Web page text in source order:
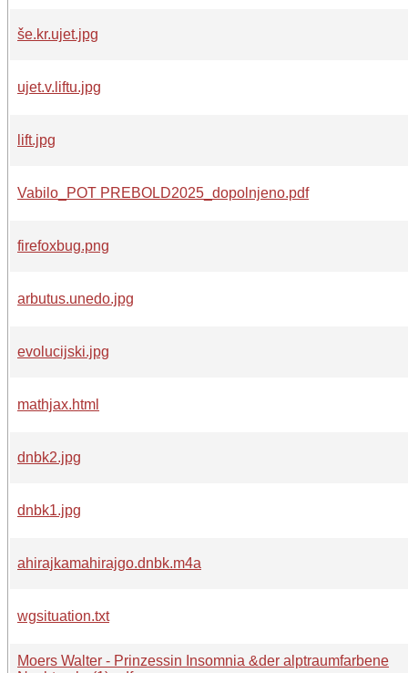
še.kr.ujet.jpg
ujet.v.liftu.jpg
lift.jpg
Vabilo_POT PREBOLD2025_dopolnjeno.pdf
firefoxbug.png
arbutus.unedo.jpg
evolucijski.jpg
mathjax.html
dnbk2.jpg
dnbk1.jpg
ahirajkamahirajgo.dnbk.m4a
wgsituation.txt
Moers Walter - Prinzessin Insomnia &der alptraumfarbene